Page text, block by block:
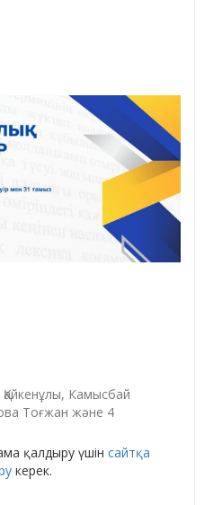
Камысбай
Тоғжан және 4
қалдыру үшін сайтқа
керек.